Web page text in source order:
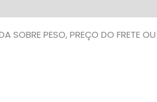
SOBRE PESO, PREÇO DO FRETE